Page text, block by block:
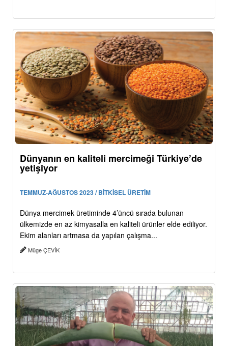
Dünyanın en kaliteli mercimeği Türkiye’de
yetişiyor
TEMMUZ-AĞUSTOS 2023 / BİTKİSEL ÜRETİM
Dünya mercimek üretiminde 4’üncü sırada bulunan
ülkemizde en az kimyasalla en kaliteli ürünler elde ediliyor.
Ekim alanları artmasa da yapılan çalışma...
Müge ÇEVİK